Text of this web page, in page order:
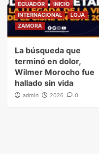
ECUADOR
INICIO
INTERNACIONAL
LOJA
ZAMORA
La búsqueda que
terminó en dolor,
Wilmer Morocho fue
hallado sin vida
admin 2026 0